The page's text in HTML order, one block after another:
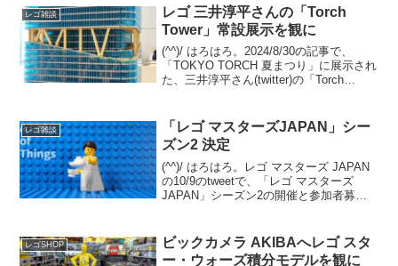
ァイナルでは、既存セ...
レゴ雑談
レゴ 三井淳平さんの「Torch
Tower」常設展示を観に
(^^)/ はろはろ。2024/8/30の記事で、
「TOKYO TORCH 夏まつり」に展示され
た、三井淳平さん(twitter)の「Torch
返りですが、「T...
レゴ雑談
「レゴ マスターズJAPAN」シー
ズン2 決定
(^^)/ はろはろ。レゴ マスターズ JAPAN
の10/9のtweetで、「レゴ マスターズ
JAPAN」シーズン2の開催と参加者募集
が、チャレンジされる方はゼヒ。番組...
レゴSHOP
ビックカメラ AKIBAへレゴ スタ
ー・ウォーズ積分モデルを観に